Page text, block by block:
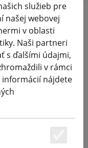
služieb pre
našej webovej
v oblasti
Naši partneri
s ďalšími údajmi,
v rámci
informácií nájdete